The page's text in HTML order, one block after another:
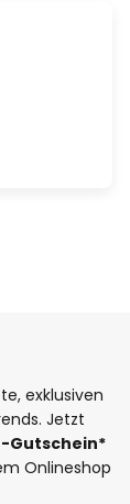
exklusiven
Jetzt
-Gutschein*
Onlineshop